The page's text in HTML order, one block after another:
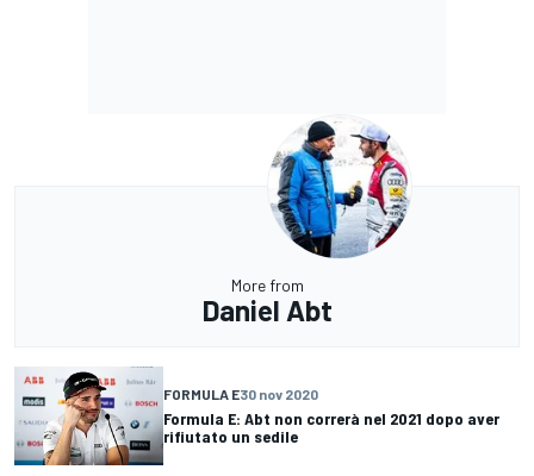
More from
Daniel Abt
FORMULA E30 nov 2020
Formula E: Abt non correrà nel 2021 dopo aver
rifiutato un sedile